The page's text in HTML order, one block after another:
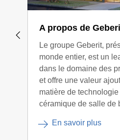
A propos de
Le groupe Geberit,
monde entier, est un
dans le domaine des
et offre une valeur
matière de
céramique de salle de
En savoir plus